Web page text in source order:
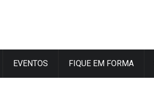
EVENTOS FIQUE EM FORMA